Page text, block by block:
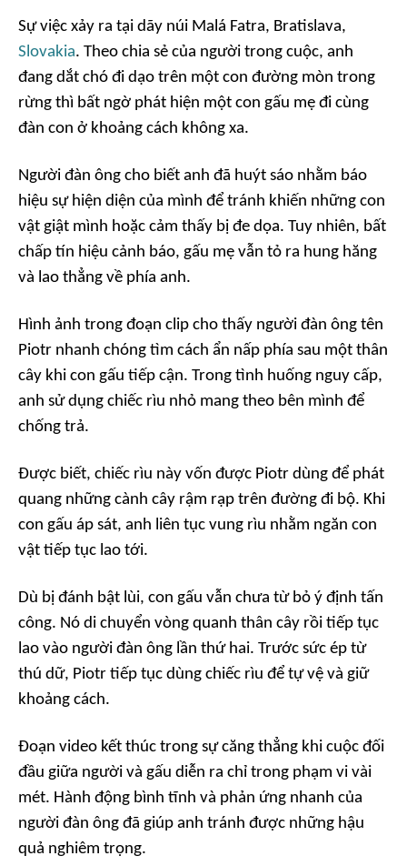
Sự việc xảy ra tại dãy núi Malá Fatra, Bratislava,
Slovakia. Theo chia sẻ của người trong cuộc, anh
đang dắt chó đi dạo trên một con đường mòn trong
rừng thì bất ngờ phát hiện một con gấu mẹ đi cùng
đàn con ở khoảng cách không xa.
Người đàn ông cho biết anh đã huýt sáo nhằm báo
hiệu sự hiện diện của mình để tránh khiến những con
vật giật mình hoặc cảm thấy bị đe dọa. Tuy nhiên, bất
chấp tín hiệu cảnh báo, gấu mẹ vẫn tỏ ra hung hăng
và lao thẳng về phía anh.
Hình ảnh trong đoạn clip cho thấy người đàn ông tên
Piotr nhanh chóng tìm cách ẩn nấp phía sau một thân
cây khi con gấu tiếp cận. Trong tình huống nguy cấp,
anh sử dụng chiếc rìu nhỏ mang theo bên mình để
chống trả.
Được biết, chiếc rìu này vốn được Piotr dùng để phát
quang những cành cây rậm rạp trên đường đi bộ. Khi
con gấu áp sát, anh liên tục vung rìu nhằm ngăn con
vật tiếp tục lao tới.
Dù bị đánh bật lùi, con gấu vẫn chưa từ bỏ ý định tấn
công. Nó di chuyển vòng quanh thân cây rồi tiếp tục
lao vào người đàn ông lần thứ hai. Trước sức ép từ
thú dữ, Piotr tiếp tục dùng chiếc rìu để tự vệ và giữ
khoảng cách.
Đoạn video kết thúc trong sự căng thẳng khi cuộc đối
đầu giữa người và gấu diễn ra chỉ trong phạm vi vài
mét. Hành động bình tĩnh và phản ứng nhanh của
người đàn ông đã giúp anh tránh được những hậu
quả nghiêm trọng.